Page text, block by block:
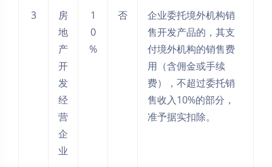
3
房
地
产
开
发
经
营
企
业
1
0
%
否
企业委托境外机构销
售开发产品的，其支
付境外机构的销售费
用（含佣金或手续
费），不超过委托销
售收入10%的部分，
准予据实扣除。